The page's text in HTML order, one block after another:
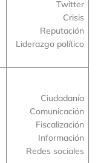
Twitter
Crisis
Reputación
Liderazgo político
Ciudadanía
Comunicación
Fiscalización
Información
Redes sociales